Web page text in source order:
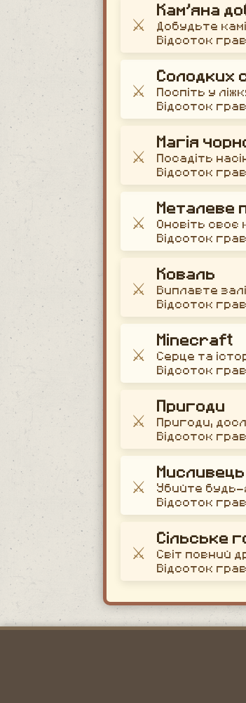
⚔️
Кам’яна
Добудьте
Відсоток
⚔️
Солодких
Поспіть у
Відсоток
⚔️
Магія
Посадіть
Відсоток
⚔️
Металеве
Оновіть своє
Відсоток
⚔️
Коваль
Виплавте
Відсоток
⚔️
Minecraft
Серце та
Відсоток
⚔️
Пригоди
Пригоди,
Відсоток
⚔️
Мисливець
Убийте
Відсоток
⚔️
Сільське
Світ повний
Відсоток